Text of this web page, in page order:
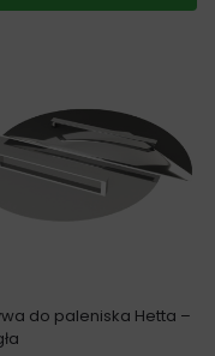
do paleniska Hetta –